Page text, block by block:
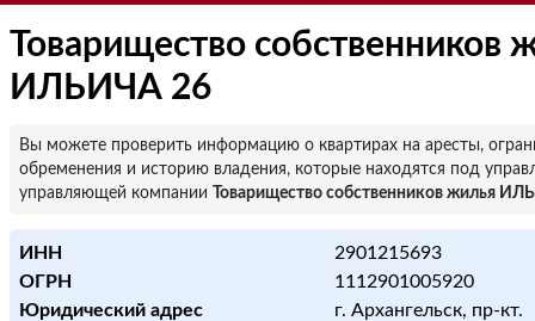
Товарищество собственников
ИЛЬИЧА 26
Вы можете проверить информацию о квартирах на аресты,
обременения и историю владения, которые находятся под
управляющей компании
Товарищество собственников жилья
ИНН
2901215693
ОГРН
1112901005920
Юридический адрес
г. Архангельск, пр-кт.